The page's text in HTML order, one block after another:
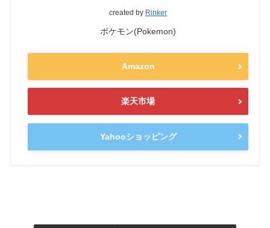
created by Rinker
ポケモン(Pokemon)
Amazon
楽天市場
Yahooショッピング